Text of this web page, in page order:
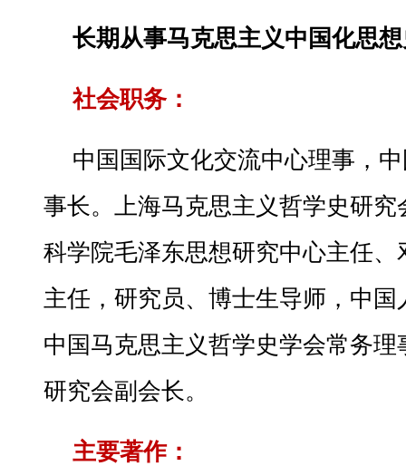
长期从事马克思主义中国化思
社会职务：
中国国际文化交流中心理事，
事长。上海马克思主义哲学史研
科学院毛泽东思想研究中心主任
主任，研究员、博士生导师，中
中国马克思主义哲学史学会常务
研究会副会长。
主要著作：